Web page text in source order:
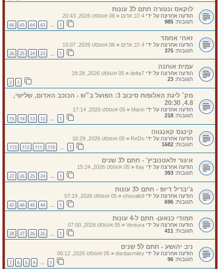
לוקאס ונטורה חתם ל3 עונות
הודעה אחרונה על ידי 4 לב אדום «06 אוגוסט 2026, 20:43
תגובות: 985
…
63
64
65
66
זאהי אחמד
הודעה אחרונה על ידי 4 לב אדום «06 אוגוסט 2026, 15:07
תגובות: 375
23
24
25
26
עמית אוחנה
הודעה אחרונה על ידי delta7
«05 אוגוסט 2026, 18:28
תגובות: 23
2
מק׳ ליגת האלופות סיבוב 3: הפועל ב״ש - הכוכב האדום, שלישי,
4.8, 20:30
הודעה אחרונה על ידי Marin
«05 אוגוסט 2026, 17:14
תגובות: 218
…
12
13
14
15
קינגס קאנגווה
הודעה אחרונה על ידי ReDo
«05 אוגוסט 2026, 16:29
תגובות: 1682
110
111
112
113
איגור זלאטנוביץ' - חתם ל3 שנים
הודעה אחרונה על ידי Itay
«05 אוגוסט 2026, 15:24
תגובות: 393
…
24
25
26
27
ג'יבריל דיופ - חתם ל3 עונות
הודעה אחרונה על ידי shovalb9
«05 אוגוסט 2026, 07:19
תגובות: 696
…
44
45
46
47
חמודי כנאען- חתם ל-4 עונות
הודעה אחרונה על ידי Ventura
«05 אוגוסט 2026, 07:00
תגובות: 411
25
26
27
28
ניב יהושע - חתם ל5 שנים
הודעה אחרונה על ידי dardasmiley
«05 אוגוסט 2026, 06:12
תגובות: 96
…
4
5
6
7